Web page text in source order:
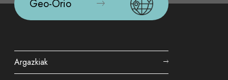
Geo-Orio
Argazkiak